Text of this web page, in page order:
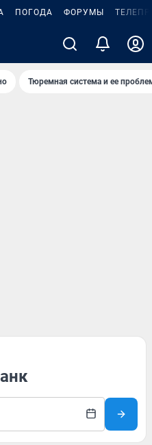
ПОГОДА ФОРУМЫ
Тюремная система и ее